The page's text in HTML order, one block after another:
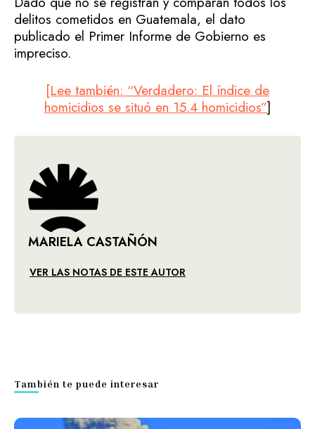
delitos cometidos en Guatemala, el dato
publicado el Primer Informe de Gobierno es
impreciso.
[Lee también: “Verdadero: El índice de
homicidios se situó en 15.4 homicidios”]
MARIELA CASTAÑÓN
VER LAS NOTAS DE ESTE AUTOR
También te puede interesar